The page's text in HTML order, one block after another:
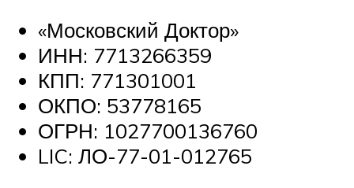
«Московский Доктор»
ИНН: 7713266359
КПП: 771301001
ОКПО: 53778165
ОГРН: 1027700136760
LIC: ЛО-77-01-012765